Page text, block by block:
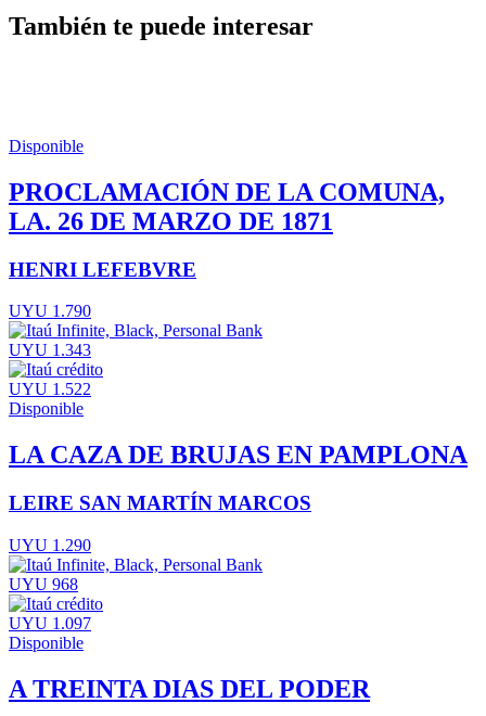
También te puede interesar
Disponible
PROCLAMACIÓN DE LA COMUNA,
LA. 26 DE MARZO DE 1871
HENRI LEFEBVRE
UYU 1.790
UYU 1.343
UYU 1.522
Disponible
LA CAZA DE BRUJAS EN PAMPLONA
LEIRE SAN MARTÍN MARCOS
UYU 1.290
UYU 968
UYU 1.097
Disponible
A TREINTA DIAS DEL PODER